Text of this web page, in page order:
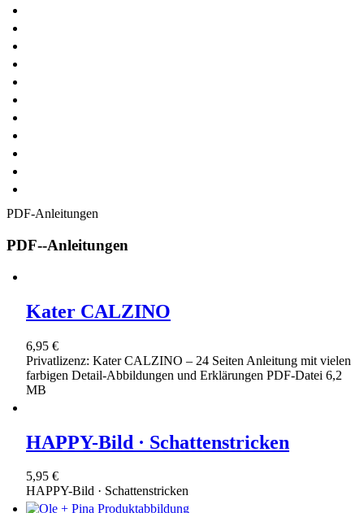
PDF-Anleitungen
PDF--Anleitungen
Kater CALZINO
6,95 €
Privatlizenz: Kater CALZINO – 24 Seiten Anleitung mit vielen
farbigen Detail-Abbildungen und Erklärungen PDF-Datei 6,2
MB
HAPPY-Bild · Schattenstricken
5,95 €
HAPPY-Bild · Schattenstricken